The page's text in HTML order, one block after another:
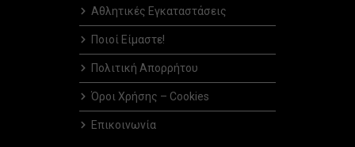
Αθλητικές Εγκαταστάσεις
Ποιοί Είμαστε!
Πολιτική Απορρήτου
Όροι Χρήσης – Cookies
Επικοινωνία